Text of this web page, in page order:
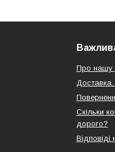
Про нашу
Доставка.
Скільки
дорого?
Відповіді